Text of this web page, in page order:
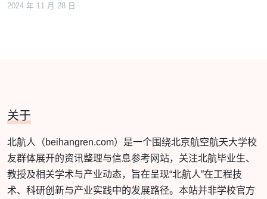
2024 年 11 月 28 日
关于
北航人（beihangren.com）是一个围绕北京航空航天大学校
友群体展开的资讯整理与信息参考网站，关注北航毕业生、
教授及相关学术与产业动态，旨在呈现“北航人”在工程技
术、科研创新与产业实践中的发展路径。本站并非学校官方